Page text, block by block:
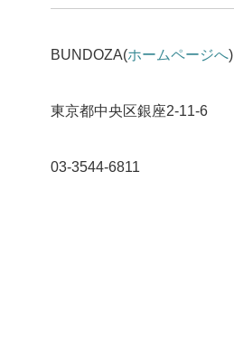
BUNDOZA(ホームページへ)
東京都中央区銀座2-11-6
03-3544-6811